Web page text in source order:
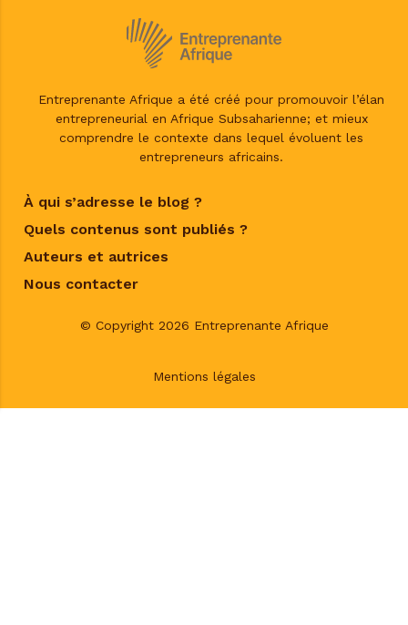
Entreprenante Afrique a été créé pour promouvoir l’élan
entrepreneurial en Afrique Subsaharienne; et mieux
comprendre le contexte dans lequel évoluent les
entrepreneurs africains.
À qui s’adresse le blog ?
Quels contenus sont publiés ?
Auteurs et autrices
Nous contacter
© Copyright 2026 Entreprenante Afrique
Mentions légales